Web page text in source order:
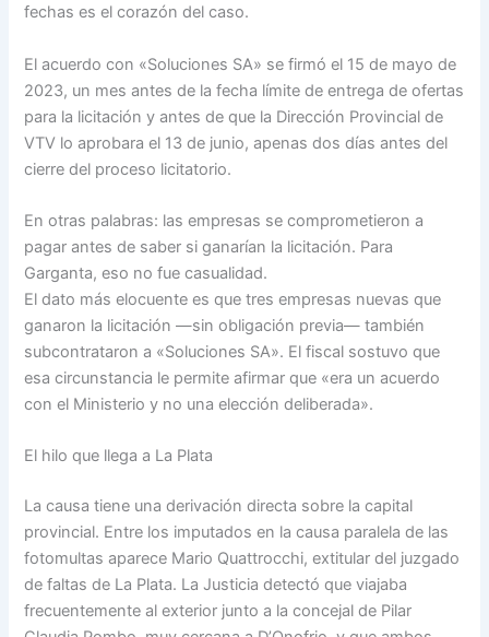
fechas es el corazón del caso.
El acuerdo con «Soluciones SA» se firmó el 15 de mayo de
2023, un mes antes de la fecha límite de entrega de ofertas
para la licitación y antes de que la Dirección Provincial de
VTV lo aprobara el 13 de junio, apenas dos días antes del
cierre del proceso licitatorio.
En otras palabras: las empresas se comprometieron a
pagar antes de saber si ganarían la licitación. Para
Garganta, eso no fue casualidad.
El dato más elocuente es que tres empresas nuevas que
ganaron la licitación —sin obligación previa— también
subcontrataron a «Soluciones SA». El fiscal sostuvo que
esa circunstancia le permite afirmar que «era un acuerdo
con el Ministerio y no una elección deliberada».
El hilo que llega a La Plata
La causa tiene una derivación directa sobre la capital
provincial. Entre los imputados en la causa paralela de las
fotomultas aparece Mario Quattrocchi, extitular del juzgado
de faltas de La Plata. La Justicia detectó que viajaba
frecuentemente al exterior junto a la concejal de Pilar